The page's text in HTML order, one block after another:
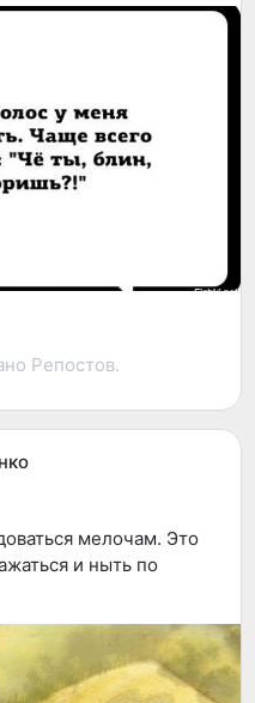
Репостов.
мелочам. Это
и ныть по